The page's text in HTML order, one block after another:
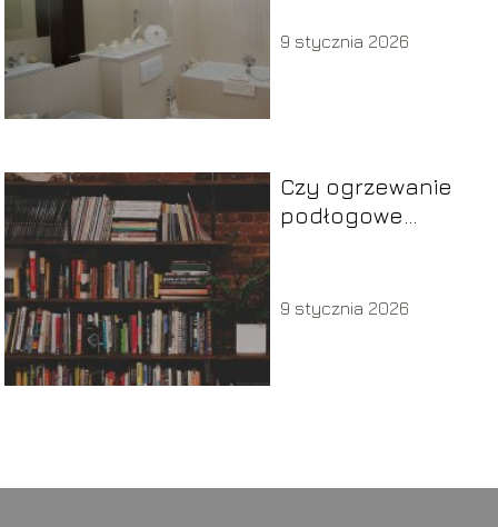
9 stycznia 2026
Czy ogrzewanie
podłogowe
9 stycznia 2026